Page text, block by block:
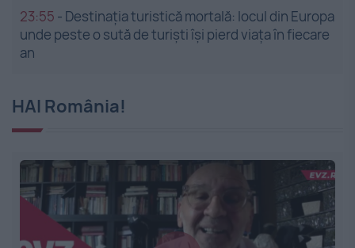
23:55 - Destinația turistică mortală: locul din Europa
unde peste o sută de turiști își pierd viața în fiecare
an
HAI România!